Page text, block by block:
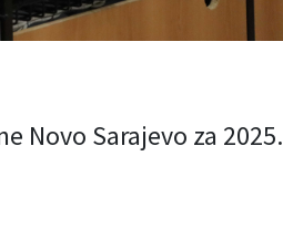
Novo Sarajevo za 2025.